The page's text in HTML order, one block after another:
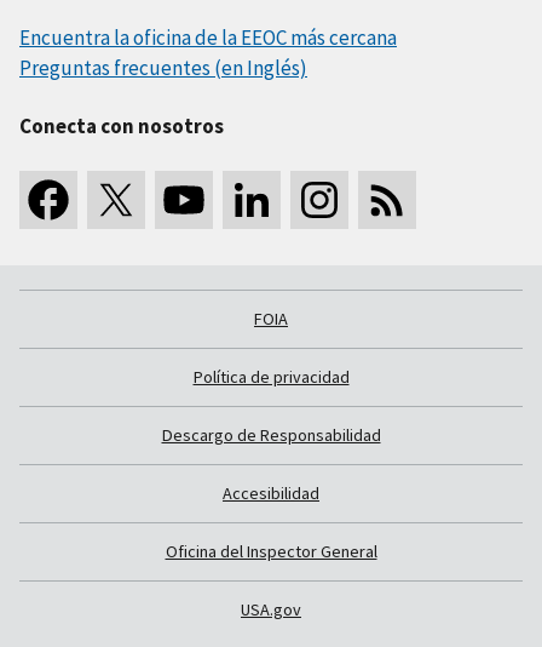
Encuentra la oficina de la EEOC más cercana
Preguntas frecuentes (en Inglés)
Conecta con nosotros
FOIA
Política de privacidad
Descargo de Responsabilidad
Accesibilidad
Oficina del Inspector General
USA.gov